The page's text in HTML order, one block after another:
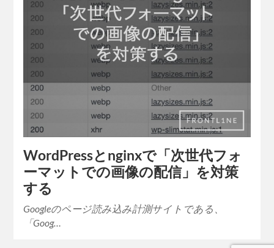
WordPressとnginxで「次世代フォ
ーマットでの画像の配信」を対策
する
Googleのページ読み込み計測サイトである、
「Goog…